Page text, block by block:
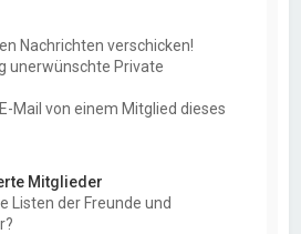
Nachrichten verschicken!
unerwünschte Private
Mail von einem Mitglied dieses
Mitglieder
Listen der Freunde und